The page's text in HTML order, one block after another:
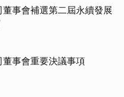
事會補選第二屆永續發展
事會重要決議事項